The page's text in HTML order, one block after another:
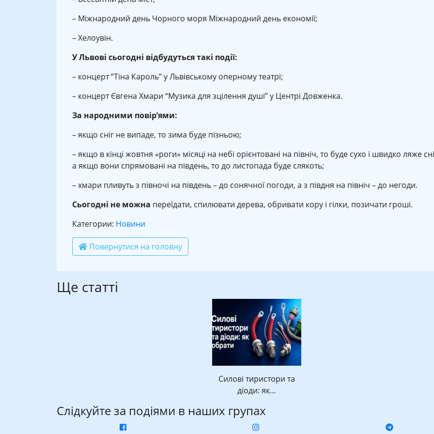
– Міжнародний день Чорного моря Міжнародний день економії;
– Хелоувін.
У Львові сьогодні відбудуться такі події:
– концерт “Тіна Кароль” у Львівському оперному театрі;
– концерт Євгена Хмари “Музика для зцілення душі” у Центрі Довженка.
За народними повір’ями:
– якщо сніг не випаде, то зима буде пізньою;
– якщо в кінці жовтня «роги» місяці на небі орієнтовані на північ, то буде сухо і швидко ляже
а якщо вони спрямовані на південь, то до листопада буде слякоть;
– хмари пливуть з півночі на південь – до сонячної погоди, а з півдня на північ – до негоди.
Сьогодні не можна переїдати, спилювати дерева, обривати кору і гілки, позичати гроші.
Категории: Новини
Повернутися на головну
Ще статті
Силові тиристори та
діоди: як…
Слідкуйте за подіями в наших групах